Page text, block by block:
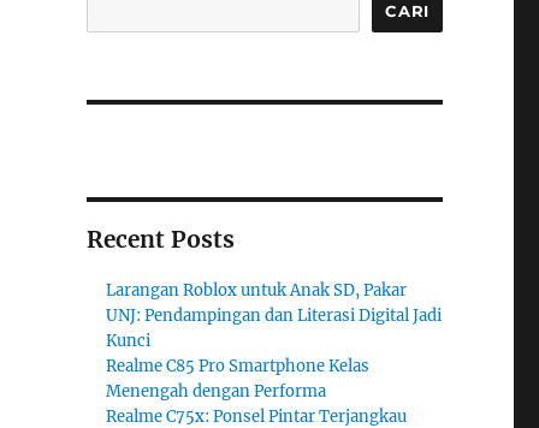
CARI
Recent Posts
Larangan Roblox untuk Anak SD, Pakar
UNJ: Pendampingan dan Literasi Digital Jadi
Kunci
Realme C85 Pro Smartphone Kelas
Menengah dengan Performa
Realme C75x: Ponsel Pintar Terjangkau